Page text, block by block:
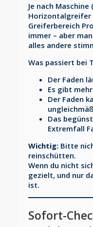
Je nach
Horizontalgreifer
Greiferbereich
immer – aber
alles andere
Was passiert bei
Der Faden
Es gibt
Der Faden
Das
Extremfall
Wichtig: Bitte
reinschütten.
Wenn du nicht
gezielt, und nur
ist.
Sofort-